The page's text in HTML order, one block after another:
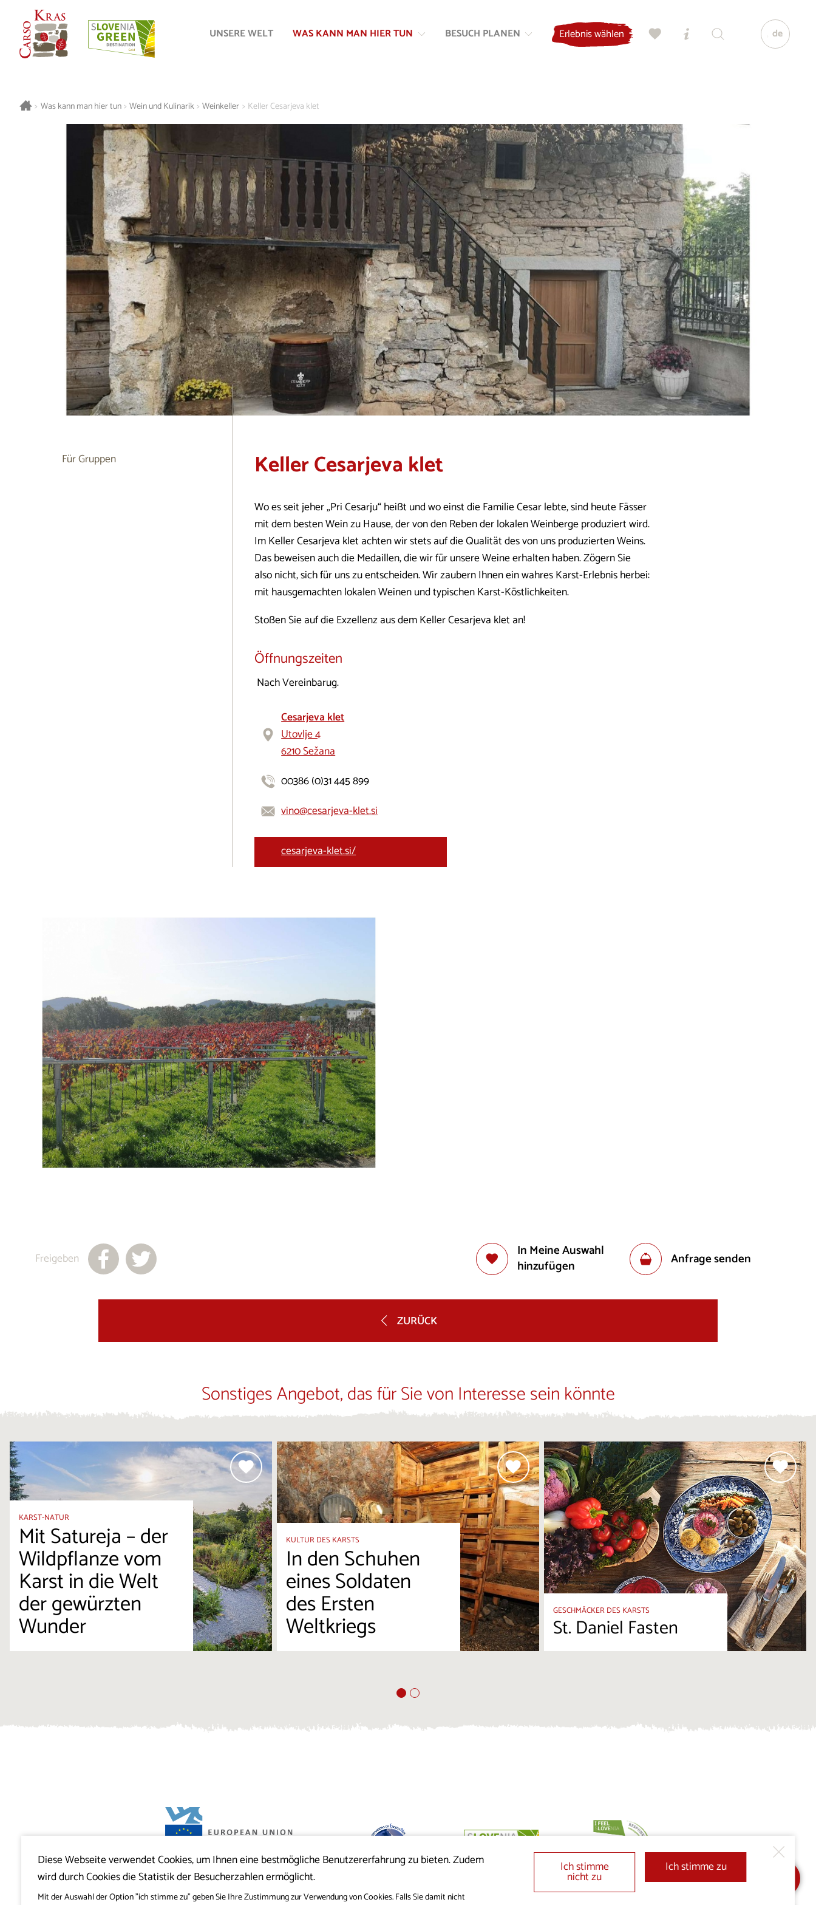
Inhalt
Navigation
UNSERE WELT WAS KANN MAN HIER TUN BESUCH PLANEN Erlebnis wählen de
> Was kann man hier tun > Wein und Kulinarik > Weinkeller > Keller Cesarjeva klet
Keller Cesarjeva klet
Wo es seit jeher „Pri Cesarju“ heißt und wo einst die Familie Cesar lebte, sind heute Fässer
mit dem besten Wein zu Hause, der von den Reben der lokalen Weinberge produziert wird.
Im Keller Cesarjeva klet achten wir stets auf die Qualität des von uns produzierten Weins.
Das beweisen auch die Medaillen, die wir für unsere Weine erhalten haben. Zögern Sie
also nicht, sich für uns zu entscheiden. Wir zaubern Ihnen ein wahres Karst-Erlebnis herbei:
mit hausgemachten lokalen Weinen und typischen Karst-Köstlichkeiten.
Stoßen Sie auf die Exzellenz aus dem Keller Cesarjeva klet an!
Öffnungszeiten
Nach Vereinbarug.
Cesarjeva klet
Utovlje 4
6210 Sežana
00386 (0)31 445 899
vino@cesarjeva-klet.si
cesarjeva-klet.si/
Für Gruppen
In Meine Auswahl
hinzufügen
Anfrage senden
Freigeben
ZURÜCK
Sonstiges Angebot, das für Sie von Interesse sein könnte
KARST-NATUR
Mit Satureja – der
Wildpflanze vom
Karst in die Welt
der gewürzten
Wunder
KULTUR DES KARSTS
In den Schuhen
eines Soldaten
des Ersten
Weltkriegs GESCHMÄCKER DES KARSTS
St. Daniel Fasten
Slowenien und von der Europäischen Union aus dem
Europäischen Fonds für regionale Entwicklung
mitfinanziert.
Diese Webseite verwendet Cookies, um Ihnen eine bestmögliche Benutzererfahrung zu bieten. Zudem
wird durch Cookies die Statistik der Besucherzahlen ermöglicht.
Mit der Auswahl der Option "ich stimme zu" geben Sie Ihre Zustimmung zur Verwendung von Cookies. Falls Sie damit nicht
Ich stimme
nicht zu
Ich stimme zu